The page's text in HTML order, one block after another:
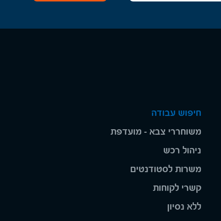
חיפוש עבודה
משוחררי צבא - מועדפת
ניהול רכש
משרות לסטודנטים
קשרי לקוחות
ללא נסיון